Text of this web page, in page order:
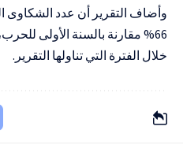
وأضاف التقرير أن عدد الشكاوى
خلال الفترة التي تناولها التقرير.